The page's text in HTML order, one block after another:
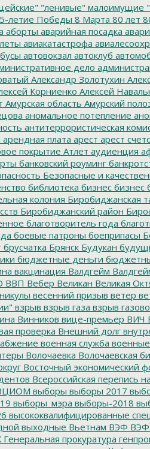
"ленивые" малоимущие
летие Победы 8 Марта 80 лет
аборты аварийная посадка
авиакатастрофа
автовокзал автоклуб
дело
Александр Золотухин
Корниенко Алексей
Амурская область Амурский
аномальное потепление
антитеррористическая
арендная плата арест арест
покрытие Атлет аудиенция
банковский роуминг
Безопасные и
библиотека бизнес бизнес
колония Биробиджанская
Биробиджанский район
благотворитель года
боевые патроны боеприпасы
брусчатка Брянск Будукан
бюджетные деньги
вакцинация Валдгейм
ВВП Вебер Великан Великая
весенний призыв ветер
взрыв взрыв газа взрыв
Винников вице-премьер ВИЧ
проверка Внешний долг
военная служба
Волочаевка Волочаевская
Восточный экономический
Всероссийская перепись
выборы выборы 2017
выборы_мэра выборы-2018
высококвалифицированные
выходные Вьетнам ВЭФ
Генеральная прокуратура